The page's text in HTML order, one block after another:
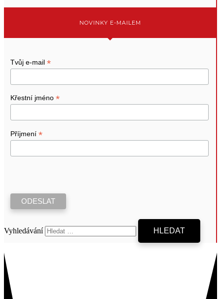
NOVINKY E-MAILEM
Tvůj e-mail *
Křestní jméno *
Příjmení *
Vyhledávání